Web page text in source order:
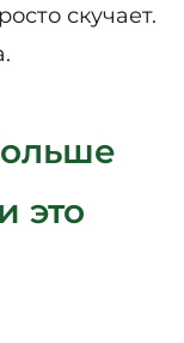
скучает.
это